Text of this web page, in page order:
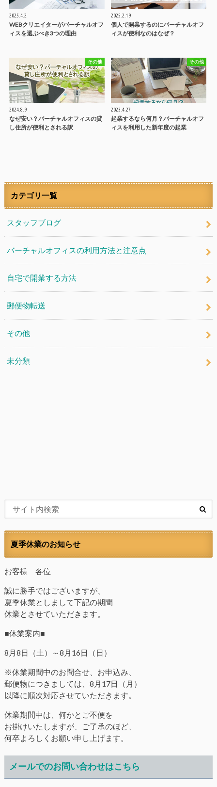
2025.4.2
WEBクリエイターがバーチャルオフ
ィスを選ぶべき3つの理由
2025.2.19
個人で開業するのにバーチャルオフ
ィスが便利なのはなぜ？
その他
2024.8.9
なぜ安い？バーチャルオフィスの貸
し住所が便利とされる訳
その他
2023.4.27
起業するなら何月？バーチャルオフ
ィスを利用した新年度の起業
カテゴリ一覧
スタッフブログ
バーチャルオフィスの利用方法と注意点
自宅で開業する方法
郵便物転送
その他
未分類
夏季休業のお知らせ
お客様 各位
誠に勝手ではございますが、
夏季休業としまして下記の期間
休業とさせていただきます。
■休業案内■
8月8日（土）～8月16日（日）
※休業期間中のお問合せ、お申込み、
郵便物につきましては、8月17日（月）
以降に順次対応させていただきます。
休業期間中は、何かとご不便を
お掛けいたしますが、ご了承のほど、
何卒よろしくお願い申し上げます。
メールでのお問い合わせはこちら